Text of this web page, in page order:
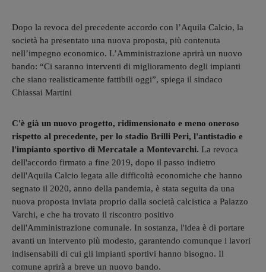
Dopo la revoca del precedente accordo con l’Aquila Calcio, la
società ha presentato una nuova proposta, più contenuta
nell’impegno economico. L’Amministrazione aprirà un nuovo
bando: “Ci saranno interventi di miglioramento degli impianti
che siano realisticamente fattibili oggi”, spiega il sindaco
Chiassai Martini
C'è già un nuovo progetto, ridimensionato e meno oneroso
rispetto al precedente, per lo stadio Brilli Peri, l'antistadio e
l'impianto sportivo di Mercatale a Montevarchi. La revoca
dell'accordo firmato a fine 2019, dopo il passo indietro
dell'Aquila Calcio legata alle difficoltà economiche che hanno
segnato il 2020, anno della pandemia, è stata seguita da una
nuova proposta inviata proprio dalla società calcistica a Palazzo
Varchi, e che ha trovato il riscontro positivo
dell'Amministrazione comunale. In sostanza, l'idea è di portare
avanti un intervento più modesto, garantendo comunque i lavori
indisensabili di cui gli impianti sportivi hanno bisogno. Il
comune aprirà a breve un nuovo bando.